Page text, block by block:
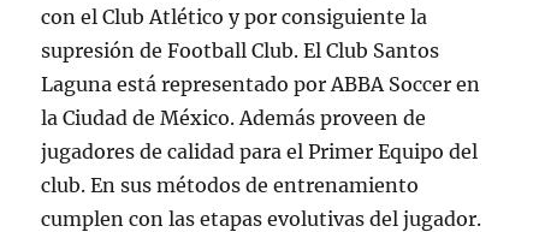
con el Club Atlético y por consiguiente la
supresión de Football Club. El Club Santos
Laguna está representado por ABBA Soccer en
la Ciudad de México. Además proveen de
jugadores de calidad para el Primer Equipo del
club. En sus métodos de entrenamiento
cumplen con las etapas evolutivas del jugador.